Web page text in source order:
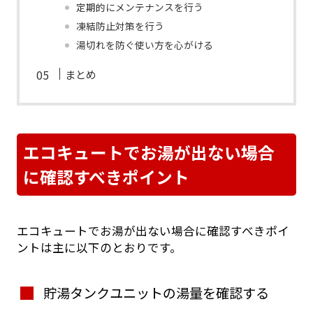
定期的にメンテナンスを行う
凍結防止対策を行う
湯切れを防ぐ使い方を心がける
まとめ
エコキュートでお湯が出ない場合
に確認すべきポイント
エコキュートでお湯が出ない場合に確認すべきポイ
ントは主に以下のとおりです。
貯湯タンクユニットの湯量を確認する